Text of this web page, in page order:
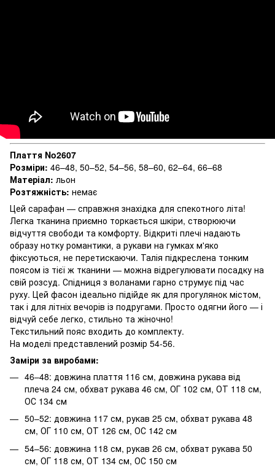
Плаття No2607
Розміри: 46–48, 50–52, 54–56, 58–60, 62–64, 66–68
Матеріал: льон
Розтяжність: немає
Цей сарафан — справжня знахідка для спекотного літа!
Легка тканина приємно торкається шкіри, створюючи
відчуття свободи та комфорту. Відкриті плечі надають
образу нотку романтики, а рукави на гумках м'яко
фіксуються, не перетискаючи. Талія підкреслена тонким
поясом із тієї ж тканини — можна відрегулювати посадку на
свій розсуд. Спідниця з воланами гарно струмує під час
руху. Цей фасон ідеально підійде як для прогулянок містом,
так і для літніх вечорів із подругами. Просто одягни його — і
відчуй себе легко, стильно та жіночно!
Текстильний пояс входить до комплекту.
На моделі представлений розмір 54-56.
Заміри за виробами:
46–48: довжина плаття 116 см, довжина рукава від
плеча 24 см, обхват рукава 46 см, ОГ 102 см, ОТ 118 см,
ОС 134 см
50–52: довжина 117 см, рукав 25 см, обхват рукава 48
см, ОГ 110 см, ОТ 126 см, ОС 142 см
54–56: довжина 118 см, рукав 26 см, обхват рукава 50
см, ОГ 118 см, ОТ 134 см, ОС 150 см